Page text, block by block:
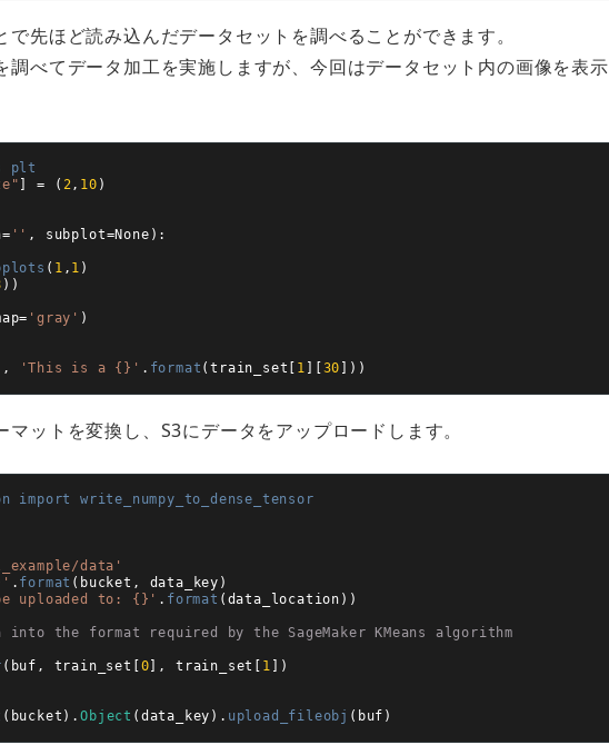
先ほど読み込んだデータセットを調べることができます。
調べてデータ加工を実施しますが、今回はデータセット内の画像を表示
plt
] = ( 2 , 10 )
= '' , subplot=None ) :
( 1 , 1 )
) )
= 'gray' )
, 'This is a {}' . format (train_set [ 1 ] [30 ] ) )
ットを変換し、S3にデータをアップロードします。
import write_numpy_to_dense_tensor
data'
. format ( bucket , data_key )
uploaded to: {}' . format ( data_location ) )
the format required by the SageMaker KMeans algorithm
( buf , train_set [0] , train_set [ 1 ] )
( bucket ) .Object ( data_key ) . upload_fileobj ( buf )